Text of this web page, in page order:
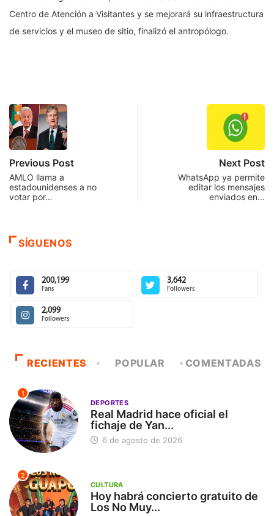
Centro de Atención a Visitantes y se mejorará su infraestructura
de servicios y el museo de sitio, finalizó el antropólogo.
Previous Post
AMLO llama a
estadounidenses a no
votar por…
Next Post
WhatsApp ya permite
editar los mensajes
enviados en…
SÍGUENOS
200,199
Fans
3,642
Followers
2,099
Followers
RECIENTES POPULAR COMENTADAS
1
DEPORTES
Real Madrid hace oficial el
fichaje de Yan...
6 de agosto de 2026
2
CULTURA
Hoy habrá concierto gratuito de
Los No Muy...